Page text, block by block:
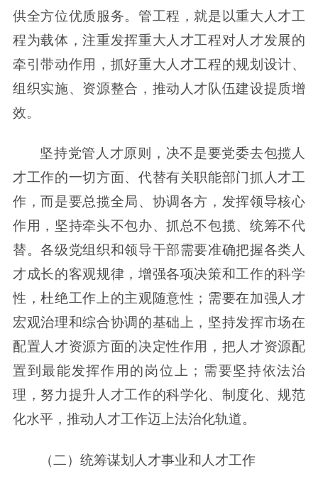
供全方位优质服务。管工程，就是以重大人才工
程为载体，注重发挥重大人才工程对人才发展的
牵引带动作用，抓好重大人才工程的规划设计、
组织实施、资源整合，推动人才队伍建设提质增
效。
坚持党管人才原则，决不是要党委去包揽人
才工作的一切方面、代替有关职能部门抓人才工
作，而是要总揽全局、协调各方，发挥领导核心
作用，坚持牵头不包办、抓总不包揽、统筹不代
替。各级党组织和领导干部需要准确把握各类人
才成长的客观规律，增强各项决策和工作的科学
性，杜绝工作上的主观随意性；需要在加强人才
宏观治理和综合协调的基础上，坚持发挥市场在
配置人才资源方面的决定性作用，把人才资源配
置到最能发挥作用的岗位上；需要坚持依法治
理，努力提升人才工作的科学化、制度化、规范
化水平，推动人才工作迈上法治化轨道。
（二）统筹谋划人才事业和人才工作